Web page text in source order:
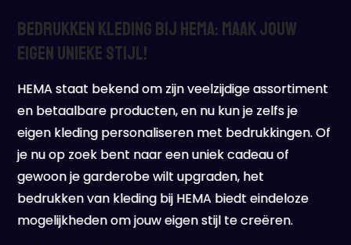
Bedrukken Kleding bij HEMA: Maak Jouw
Eigen Unieke Stijl!
HEMA staat bekend om zijn veelzijdige assortiment
en betaalbare producten, en nu kun je zelfs je
eigen kleding personaliseren met bedrukkingen. Of
je nu op zoek bent naar een uniek cadeau of
gewoon je garderobe wilt upgraden, het
bedrukken van kleding bij HEMA biedt eindeloze
mogelijkheden om jouw eigen stijl te creëren.